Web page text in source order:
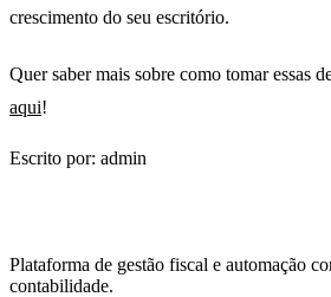
crescimento do seu escritório.
Quer saber mais sobre como tomar essas
aqui!
Escrito por: admin
Plataforma de gestão fiscal e automação
contabilidade.